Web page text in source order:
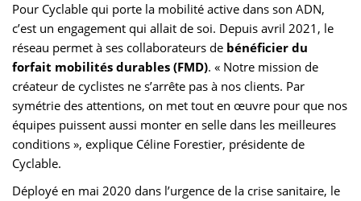
Pour Cyclable qui porte la mobilité active dans son ADN,
c’est un engagement qui allait de soi. Depuis avril 2021, le
réseau permet à ses collaborateurs de bénéficier du
forfait mobilités durables (FMD). « Notre mission de
créateur de cyclistes ne s’arrête pas à nos clients. Par
symétrie des attentions, on met tout en œuvre pour que nos
équipes puissent aussi monter en selle dans les meilleures
conditions », explique Céline Forestier, présidente de
Cyclable.
Déployé en mai 2020 dans l’urgence de la crise sanitaire, le